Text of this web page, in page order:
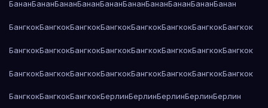
БананБананБананБананБананБананБананБананБананБанан
БангкокБангкокБангкокБангкокБангкокБангкокБангкокБангкок
БангкокБангкокБангкокБангкокБангкокБангкокБангкокБангкок
БангкокБангкокБангкокБангкокБангкокБангкокБангкокБангкок
БангкокБангкокБангкокБерлинБерлинБерлинБерлинБерлин